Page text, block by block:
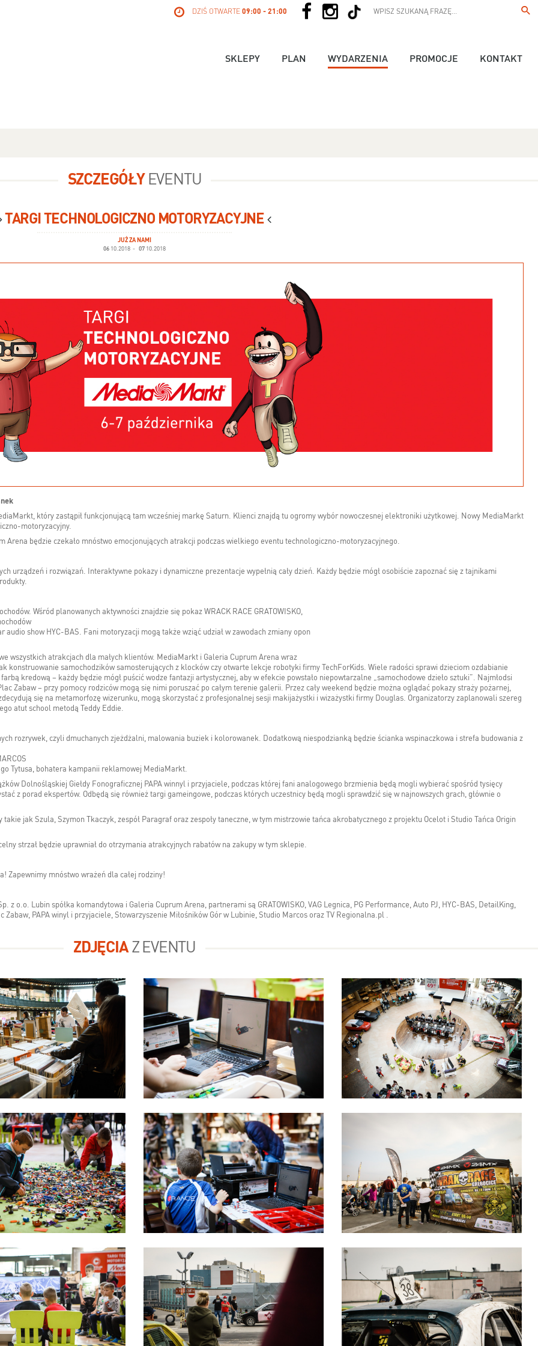
DZIŚ OTWARTE 09:00 - 21:00
SKLEPY PLAN WYDARZENIA PROMOCJE KONTAKT
SZCZEGÓŁYEVENTU
TARGI TECHNOLOGICZNO MOTORYZACYJNE
JUŻ ZA NAMI
06 10.2018 - 07 10.2018
który zastąpił funkcjonującą tam wcześniej markę Saturn. Klienci znajdą tu ogromy wybór nowoczesnej elektroniki użytkowej. Nowy MediaMarkt
motoryzacyjny.
będzie czekało mnóstwo emocjonujących atrakcji podczas wielkiego eventu technologiczno-motoryzacyjnego.
urządzeń i rozwiązań. Interaktywne pokazy i dynamiczne prezentacje wypełnią cały dzień. Każdy będzie mógł osobiście zapoznać się z tajnikami
Wśród planowanych aktywności znajdzie się pokaz WRACK RACE GRATOWISKO,
show HYC-BAS. Fani motoryzacji mogą także wziąć udział w zawodach zmiany opon
wszystkich atrakcjach dla małych klientów. MediaMarkt i Galeria Cuprum Arena wraz
konstruowanie samochodzików samosterujących z klocków czy otwarte lekcje robotyki firmy TechForKids. Wiele radości sprawi dzieciom ozdabianie
kredową – każdy będzie mógł puścić wodze fantazji artystycznej, aby w efekcie powstało niepowtarzalne „samochodowe dzieło sztuki”. Najmłodsi
Zabaw – przy pomocy rodziców mogą się nimi poruszać po całym terenie galerii. Przez cały weekend będzie można oglądać pokazy straży pożarnej,
się na metamorfozę wizerunku, mogą skorzystać z profesjonalnej sesji makijażystki i wizażystki firmy Douglas. Organizatorzy zaplanowali szereg
atut school metodą Teddy Eddie.
rozrywek, czyli dmuchanych zjeżdżalni, malowania buziek i kolorowanek. Dodatkową niespodzianką będzie ścianka wspinaczkowa i strefa budowania z
Tytusa, bohatera kampanii reklamowej MediaMarkt.
Dolnośląskiej Giełdy Fonograficznej PAPA winnyl i przyjaciele, podczas której fani analogowego brzmienia będą mogli wybierać spośród tysięcy
z porad ekspertów. Odbędą się również targi gameingowe, podczas których uczestnicy będą mogli sprawdzić się w najnowszych grach, głównie o
jak Szula, Szymon Tkaczyk, zespół Paragraf oraz zespoły taneczne, w tym mistrzowie tańca akrobatycznego z projektu Ocelot i Studio Tańca Origin
strzał będzie uprawniał do otrzymania atrakcyjnych rabatów na zakupy w tym sklepie.
Zapewnimy mnóstwo wrażeń dla całej rodziny!
o.o. Lubin spółka komandytowa i Galeria Cuprum Arena, partnerami są GRATOWISKO, VAG Legnica, PG Performance, Auto PJ, HYC-BAS, DetailKing,
PAPA winyl i przyjaciele, Stowarzyszenie Miłośników Gór w Lubinie, Studio Marcos oraz TV Regionalna.pl .
ZDJĘCIAZ EVENTU